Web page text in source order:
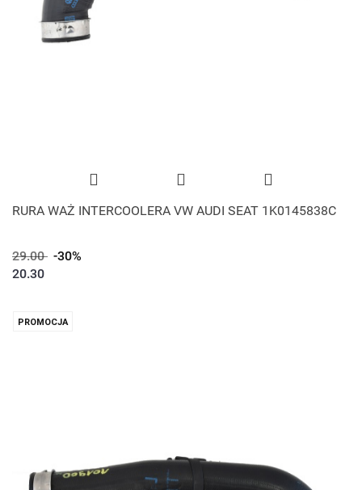
RURA WAŻ INTERCOOLERA VW AUDI SEAT 1K0145838C
29.00 -30%
20.30
PROMOCJA